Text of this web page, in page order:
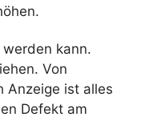
kann.
Von
Anzeige ist alles
Defekt am